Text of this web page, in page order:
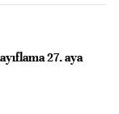
27. aya